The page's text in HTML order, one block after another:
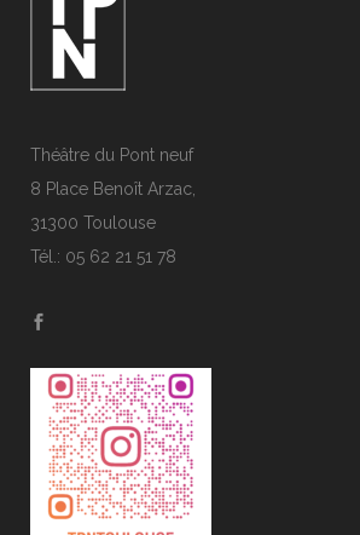
Théâtre du Pont neuf
8 Place Benoît Arzac,
31300 Toulouse
Tél.: 05 62 21 51 78